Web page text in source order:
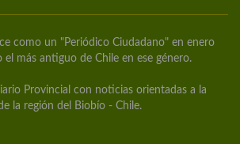
como un "Periódico Ciudadano" en enero
más antiguo de Chile en ese género.
Provincial con noticias orientadas a la
la región del Biobío - Chile.